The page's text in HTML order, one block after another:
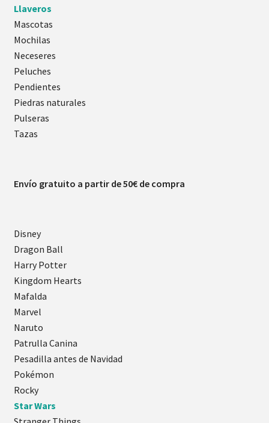
Llaveros
Mascotas
Mochilas
Neceseres
Peluches
Pendientes
Piedras naturales
Pulseras
Tazas
Envío gratuito a partir de 50€ de compra
Disney
Dragon Ball
Harry Potter
Kingdom Hearts
Mafalda
Marvel
Naruto
Patrulla Canina
Pesadilla antes de Navidad
Pokémon
Rocky
Star Wars